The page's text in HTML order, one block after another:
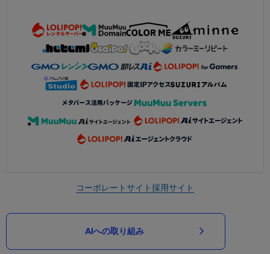
コーポレートサイト採用サイト
AIへの取り組み